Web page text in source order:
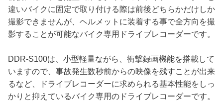
違いバイクに固定で取り付ける際は前後どちらかだけしか
撮影できませんが、ヘルメットに装着する事で全方向を撮
影することが可能なバイク専用ドライブレコーダーです。
DDR-S100は、小型軽量ながら、衝撃録画機能を搭載して
いますので、事故発生数秒前からの映像を残すことが出来
るなど、ドライブレコーダーに求められる基本性能をしっ
かりと抑えているバイク専用のドライブレコーダーです。